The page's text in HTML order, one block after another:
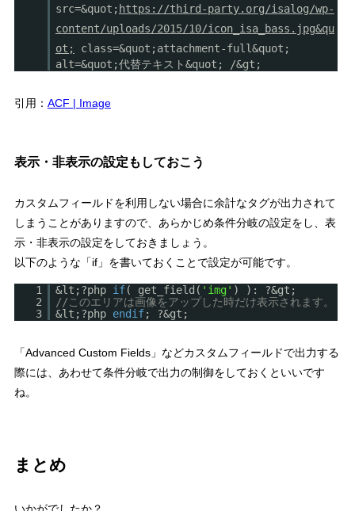
src=&quot; https://third-party.org/isalog/wp-
content/uploads/2015/10/icon_isa_bass.jpg&qu
ot;
class=&quot;attachment-full&quot;
alt=&quot;代替テキスト&quot; /&gt;
引用： ACF | Image
表示・非表示の設定もしておこう
カスタムフィールドを利用しない場合に余計なタグが出力されて
しまうことがありますので、 あらかじめ条件分岐の設定をし、表
示・非表示の設定をしておきましょう。
以下のような 「if」 を書いておくことで設定が可能です。
1 &lt;?php if( get_field( 'img' ) ): ?&gt;
2
//このエリアは画像をアップした時だけ表示されます。
3
&lt;?php endif; ?&gt;
「Advanced Custom Fields」などカスタムフィールドで出力する
際には、あわせて条件分岐で出力の制御をしておくといいです
ね。
まとめ